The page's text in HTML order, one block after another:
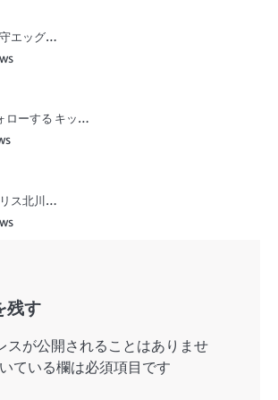
エッグ…
ローする キッ…
ス北川…
残す
スが公開されることはありませ
ている欄は必須項目です